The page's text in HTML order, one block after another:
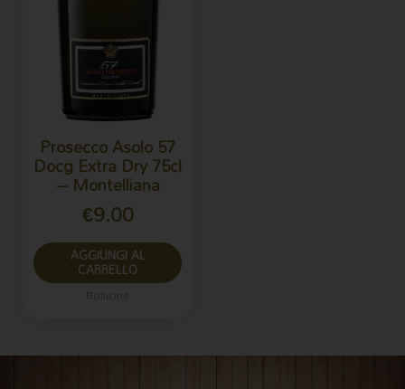
Prosecco Asolo 57
Docg Extra Dry 75cl
– Montelliana
€9.00
AGGIUNGI AL
CARRELLO